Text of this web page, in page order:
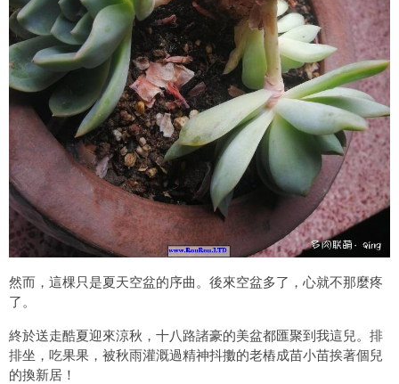
然而，這棵只是夏天空盆的序曲。後來空盆多了，心就不那麼疼
了。
終於送走酷夏迎來涼秋，十八路諸豪的美盆都匯聚到我這兒。排
排坐，吃果果，被秋雨灌溉過精神抖擻的老樁成苗小苗挨著個兒
的換新居！